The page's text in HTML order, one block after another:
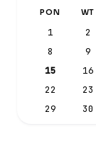
PON WT
1 2
8
9
15
16
22
23
29
30